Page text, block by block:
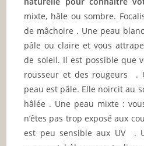
mixte, hâle ou sombre.
de mâchoire . Une peau
pâle ou claire et vous
de soleil. Il est possible que
rousseur et des rougeurs .
peau est pâle. Elle noircit au
hâlée . Une peau mixte :
n’êtes pas trop exposé aux
est peu sensible aux UV .